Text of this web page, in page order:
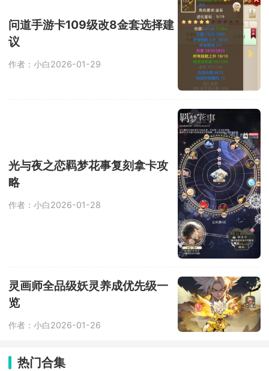
问道手游卡109级改8金套选择建
议
作者：小白2026-01-29
光与夜之恋羁梦花事复刻拿卡攻
略
作者：小白2026-01-28
灵画师全品级妖灵养成优先级一
览
作者：小白2026-01-26
热门合集